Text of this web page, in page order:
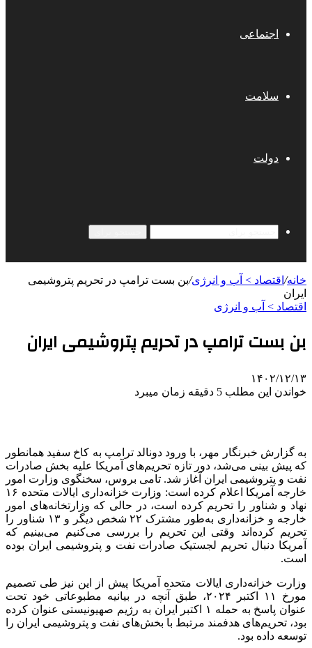
اجتماعی
سلامت
دولت
خانه/ اقتصاد > آب و انرژی/بن بست ترامپ در تحریم پتروشیمی
ایران
اقتصاد > آب و انرژی
بن بست ترامپ در تحریم پتروشیمی ایران
۱۴۰۲/۱۲/۱۳
خواندن این مطلب 5 دقیقه زمان میبرد
به گزارش خبرنگار مهر، با ورود دونالد ترامپ به کاخ سفید همانطور
که پیش بینی می‌شد، دور تازه تحریم‌های آمریکا علیه بخش صادرات
نفت و پتروشیمی ایران آغاز شد. تامی بروس، سخنگوی وزارت امور
خارجه آمریکا اعلام کرده است: وزارت خزانه‌داری ایالات متحده ۱۶
نهاد و شناور را تحریم کرده است، در حالی که وزارتخانه‌های امور
خارجه و خزانه‌داری به‌طور مشترک ۲۲ شخص دیگر و ۱۳ شناور را
تحریم کرده‌اند وقتی این تحریم را بررسی می‌کنیم می‌بینیم که
آمریکا دنبال تحریم لجستیک صادرات نفت و پتروشیمی ایران بوده
است.
وزارت خزانه‌داری ایالات متحده آمریکا پیش از این نیز طی تصمیم
مورخ ۱۱ اکتبر ۲۰۲۴، طبق آنچه در بیانیه مطبوعاتی خود تحت
عنوان پاسخ به حمله ۱ اکتبر ایران به رژیم صهیونیستی عنوان کرده
بود، تحریم‌های هدفمند مرتبط با بخش‌های نفت و پتروشیمی ایران را
توسعه داده بود.